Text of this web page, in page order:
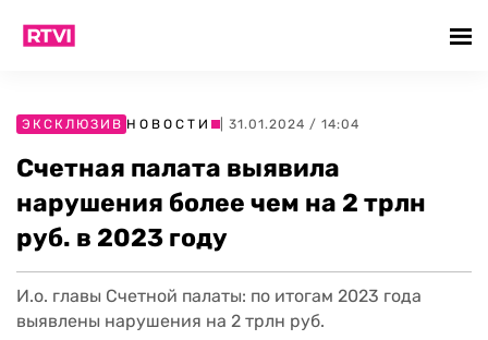
ЭКСКЛЮЗИВ НОВОСТИ | 31.01.2024 / 14:04
Счетная палата выявила
нарушения более чем на 2 трлн
руб. в 2023 году
И.о. главы Счетной палаты: по итогам 2023 года
выявлены нарушения на 2 трлн руб.